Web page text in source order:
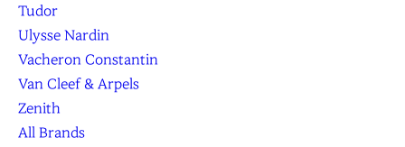
Tudor
Ulysse Nardin
Vacheron Constantin
Van Cleef & Arpels
Zenith
All Brands